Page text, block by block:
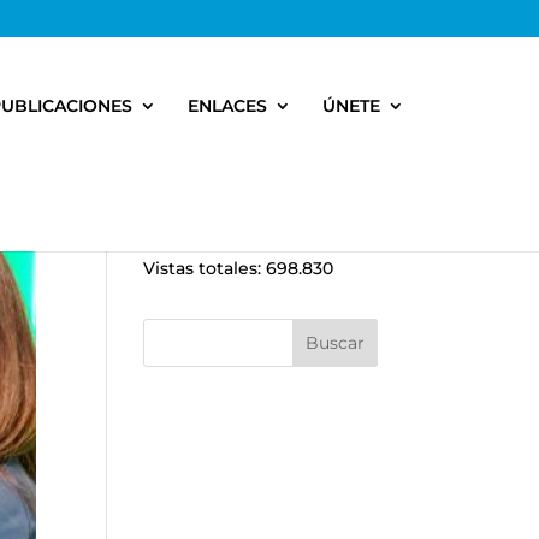
ENLACES ÚNETE
Vistas totales:698.830